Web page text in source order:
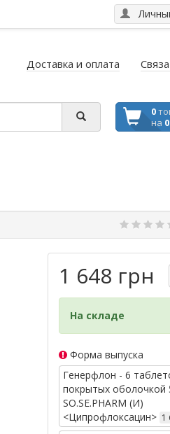
Доставка и оплата
0
на
1 648 грн
На складе
Форма выпуска
Генерфлон - 6
покрытых оболочкой
SO.SE.PHARM (И)
<Ципрофлоксацин> 1